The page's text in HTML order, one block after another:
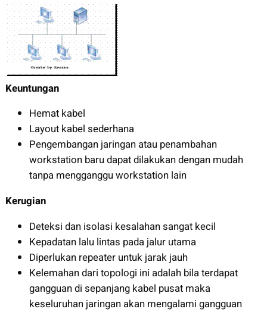
Keuntungan
Hemat kabel
Layout kabel sederhana
Pengembangan jaringan atau penambahan
workstation baru dapat dilakukan dengan mudah
tanpa mengganggu workstation lain
Kerugian
Deteksi dan isolasi kesalahan sangat kecil
Kepadatan lalu lintas pada jalur utama
Diperlukan repeater untuk jarak jauh
Kelemahan dari topologi ini adalah bila terdapat
gangguan di sepanjang kabel pusat maka
keseluruhan jaringan akan mengalami gangguan